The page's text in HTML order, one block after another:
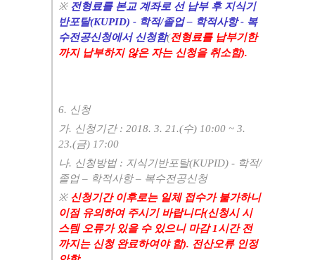
※ 전형료를 본교 계좌로 선 납부 후 지식기
반포탈(KUPID) - 학적/졸업 – 학적사항 - 복
수전공신청에서 신청함(전형료를 납부기한
까지 납부하지 않은 자는 신청을 취소함).
6. 신청
가. 신청기간 : 2018. 3. 21.(수) 10:00 ~ 3.
23.(금) 17:00
나. 신청방법 : 지식기반포탈(KUPID) - 학적/
졸업 – 학적사항 – 복수전공신청
※ 신청기간 이후로는 일체 접수가 불가하니
이점 유의하여 주시기 바랍니다(신청시 시
스템 오류가 있을 수 있으니 마감 1시간 전
까지는 신청 완료하여야 함). 전산오류 인정